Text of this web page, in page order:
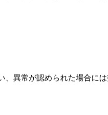
異常が認められた場合に